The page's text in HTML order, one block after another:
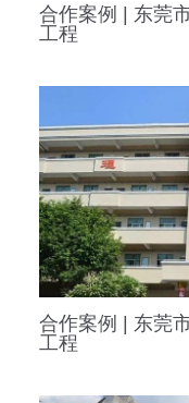
合作案例 | 东莞
工程
合作案例 | 东莞
工程